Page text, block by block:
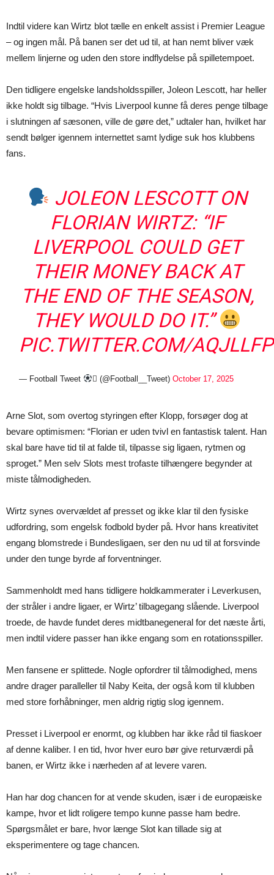
Indtil videre kan Wirtz blot tælle en enkelt assist i Premier League
– og ingen mål. På banen ser det ud til, at han nemt bliver væk
mellem linjerne og uden den store indflydelse på spilletempoet.
Den tidligere engelske landsholdsspiller, Joleon Lescott, har heller
ikke holdt sig tilbage. “Hvis Liverpool kunne få deres penge tilbage
i slutningen af sæsonen, ville de gøre det,” udtaler han, hvilket har
sendt bølger igennem internettet samt lydige suk hos klubbens
fans.
JOLEON LESCOTT ON
FLORIAN WIRTZ: “IF
LIVERPOOL COULD GET
THEIR MONEY BACK AT
THE END OF THE SEASON,
THEY WOULD DO IT.”
PIC.TWITTER.COM/
— Football Tweet  (@Football__Tweet)October 17, 2025
Arne Slot, som overtog styringen efter Klopp, forsøger dog at
bevare optimismen: “Florian er uden tvivl en fantastisk talent. Han
skal bare have tid til at falde til, tilpasse sig ligaen, rytmen og
sproget.” Men selv Slots mest trofaste tilhængere begynder at
miste tålmodigheden.
Wirtz synes overvældet af presset og ikke klar til den fysiske
udfordring, som engelsk fodbold byder på. Hvor hans kreativitet
engang blomstrede i Bundesligaen, ser den nu ud til at forsvinde
under den tunge byrde af forventninger.
Sammenholdt med hans tidligere holdkammerater i Leverkusen,
der stråler i andre ligaer, er Wirtz’ tilbagegang slående. Liverpool
troede, de havde fundet deres midtbanegeneral for det næste årti,
men indtil videre passer han ikke engang som en rotationsspiller.
Men fansene er splittede. Nogle opfordrer til tålmodighed, mens
andre drager paralleller til Naby Keita, der også kom til klubben
med store forhåbninger, men aldrig rigtig slog igennem.
Presset i Liverpool er enormt, og klubben har ikke råd til fiaskoer
af denne kaliber. I en tid, hvor hver euro bør give returværdi på
banen, er Wirtz ikke i nærheden af at levere varen.
Han har dog chancen for at vende skuden, især i de europæiske
kampe, hvor et lidt roligere tempo kunne passe ham bedre.
Spørgsmålet er bare, hvor længe Slot kan tillade sig at
eksperimentere og tage chancen.